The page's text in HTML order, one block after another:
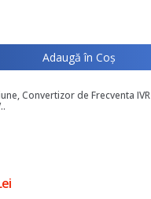
Adaugă în Coş
Convertizor de Frecventa